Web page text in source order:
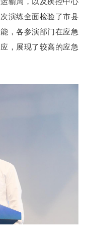
演练全面检验了市县
，各参演部门在应急
，展现了较高的应急